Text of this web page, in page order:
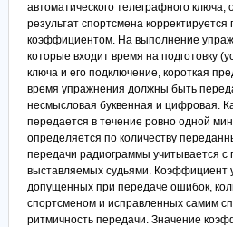
автоматического телеграфного ключа,
результат спортсмена
коэффициентом. На выполнение
которые входит время на подготовку
ключа и его подключение, короткая
время упражнения должны быть
несмысловая буквенная и цифровая.
передается в течение ровно одной
определяется по количеству
передачи радиограммы учитывается
выставляемых судьями. Коэффициент
допущенных при передаче ошибок,
спортсменом и исправленных самим
ритмичность передачи. Значение